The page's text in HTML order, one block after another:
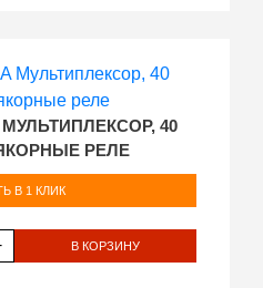
МУЛЬТИПЛЕКСОР, 40
РЕЛЕ
В 1 КЛИК
В КОРЗИНУ